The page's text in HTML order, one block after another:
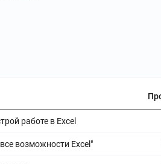
работе в Excel
возможности Excel"